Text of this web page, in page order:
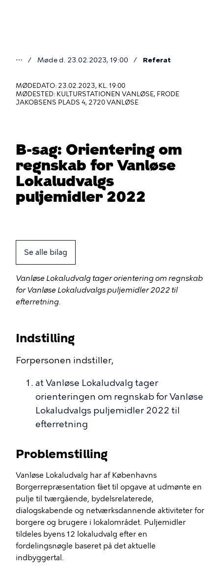
er
her
⋯ Møde d. 23.02.2023, 19:00 Referat
MØDEDATO: 23.02.2023, KL. 19:00
MØDESTED: KULTURSTATIONEN VANLØSE, FRODE
JAKOBSENS PLADS 4, 2720 VANLØSE
B-sag: Orientering om
regnskab for Vanløse
Lokaludvalgs
puljemidler 2022
Se alle bilag
Vanløse Lokaludvalg tager orientering om regnskab
for Vanløse Lokaludvalgs puljemidler 2022 til
efterretning.
Indstilling
Forpersonen indstiller,
at Vanløse Lokaludvalg tager
orienteringen om regnskab for Vanløse
Lokaludvalgs puljemidler 2022 til
efterretning
Problemstilling
Vanløse Lokaludvalg har af Københavns
Borgerrepræsentation fået til opgave at udmønte en
pulje til tværgående, bydelsrelaterede,
dialogskabende og netværksdannende aktiviteter for
borgere og brugere i lokalområdet. Puljemidler
tildeles byens 12 lokaludvalg efter en
fordelingsnøgle baseret på det aktuelle
indbyggertal.